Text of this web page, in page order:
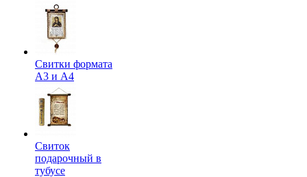
Свитки формата
А3 и А4
Свиток
подарочный в
тубусе